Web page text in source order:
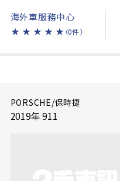
海外車服務中心
★ ★ ★ ★ ★ （0件）
PORSCHE/保時捷
2019年 911